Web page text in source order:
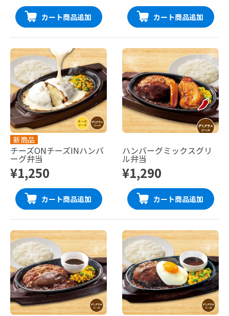
カート商品追加 カート商品追加
新商品
チーズONチーズINハンバ
ーグ弁当
¥1,250
カート商品追加
ハンバーグミックスグリ
ル弁当
¥1,290
カート商品追加